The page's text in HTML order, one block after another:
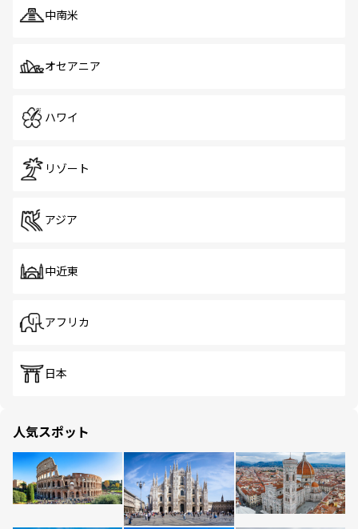
中南米
オセアニア
ハワイ
リゾート
アジア
中近東
アフリカ
日本
人気スポット